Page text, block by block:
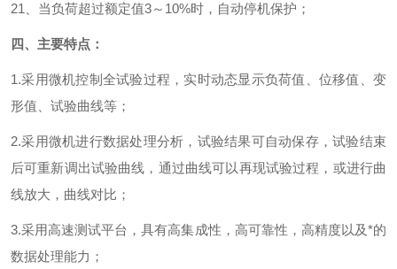
21 、当负荷超过额定值3～ 10%时，自动停机保护；
四、主要特点：
1.采用微机控制全试验过程，实时动态显示负荷值、位移值、变
形值、试验曲线等；
2.采用微机进行数据处理分析，试验结果可自动保存，试验结束
后可重新调出试验曲线，通过曲线可以再现试验过程，或进行曲
线放大，曲线对比；
3.采用高速测试平台，具有高集成性，高可靠性，高精度以及*的
数据处理能力；